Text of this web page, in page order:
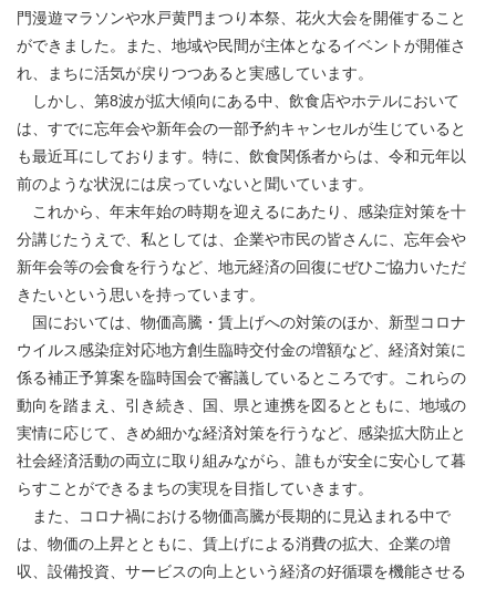
門漫遊マラソンや水戸黄門まつり本祭、花火大会を開催すること
ができました。また、地域や民間が主体となるイベントが開催さ
れ、まちに活気が戻りつつあると実感しています。
しかし、第8波が拡大傾向にある中、飲食店やホテルにおいて
は、すでに忘年会や新年会の一部予約キャンセルが生じていると
も最近耳にしております。特に、飲食関係者からは、令和元年以
前のような状況には戻っていないと聞いています。
これから、年末年始の時期を迎えるにあたり、感染症対策を十
分講じたうえで、私としては、企業や市民の皆さんに、忘年会や
新年会等の会食を行うなど、地元経済の回復にぜひご協力いただ
きたいという思いを持っています。
国においては、物価高騰・賃上げへの対策のほか、新型コロナ
ウイルス感染症対応地方創生臨時交付金の増額など、経済対策に
係る補正予算案を臨時国会で審議しているところです。これらの
動向を踏まえ、引き続き、国、県と連携を図るとともに、地域の
実情に応じて、きめ細かな経済対策を行うなど、感染拡大防止と
社会経済活動の両立に取り組みながら、誰もが安全に安心して暮
らすことができるまちの実現を目指していきます。
また、コロナ禍における物価高騰が長期的に見込まれる中で
は、物価の上昇とともに、賃上げによる消費の拡大、企業の増
収、設備投資、サービスの向上という経済の好循環を機能させる